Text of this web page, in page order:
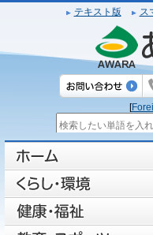
テキスト版 ス
[